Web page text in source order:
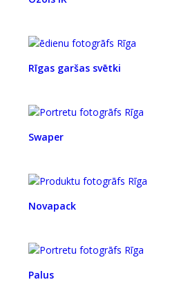
Rīgas garšas svētki
Swaper
Novapack
Palus